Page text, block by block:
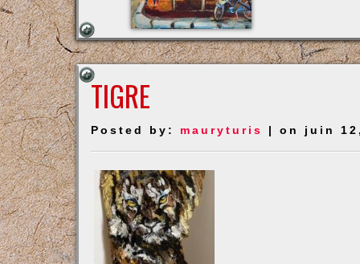
TIGRE
Posted by: mauryturis | on juin